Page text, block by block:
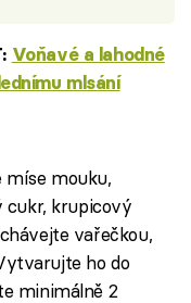
Voňavé a lahodné
mlsání
míse mouku,
cukr, krupicový
vařečkou,
ho do
minimálně 2